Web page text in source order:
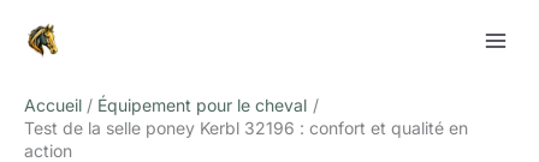
Accueil
Équipement pour le cheval
Test de la selle poney Kerbl 32196 : confort et qualité en
action